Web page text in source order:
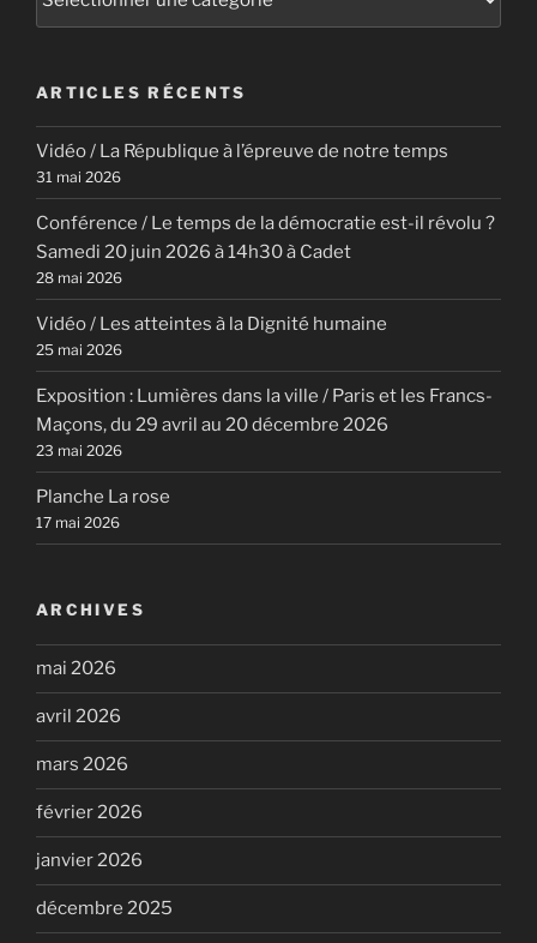
ARTICLES RÉCENTS
Vidéo / La République à l’épreuve de notre temps
31 mai 2026
Conférence / Le temps de la démocratie est-il révolu ?
Samedi 20 juin 2026 à 14h30 à Cadet
28 mai 2026
Vidéo / Les atteintes à la Dignité humaine
25 mai 2026
Exposition : Lumières dans la ville / Paris et les Francs-
Maçons, du 29 avril au 20 décembre 2026
23 mai 2026
Planche La rose
17 mai 2026
ARCHIVES
mai 2026
avril 2026
mars 2026
février 2026
janvier 2026
décembre 2025